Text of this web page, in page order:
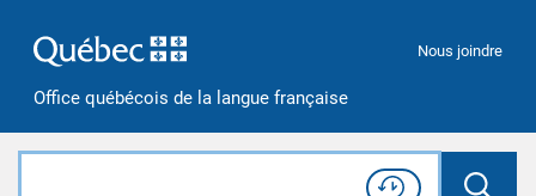
Office québécois de la langue française
Nous joindre
Rechercher dans tout le site
Lancer
Consulter l'
Historique
de recherche